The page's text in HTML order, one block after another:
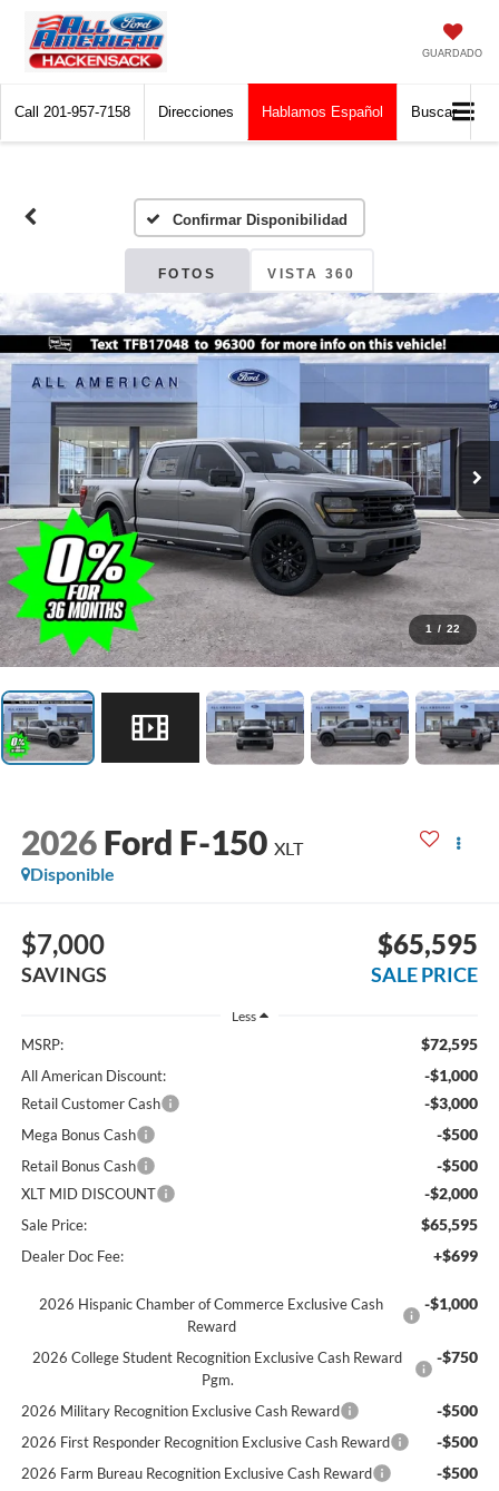
GUARDADO
Call 201-957-7158 Direcciones Hablamos Español Buscar
Confirmar Disponibilidad
FOTOS VISTA 360
1 / 22
2026 Ford F-150 XLT
Disponible
$7,000
SAVINGS
$65,595
SALE PRICE
Less
MSRP: $72,595
All American Discount: -$1,000
Retail Customer Cash -$3,000
Mega Bonus Cash -$500
Retail Bonus Cash -$500
XLT MID DISCOUNT -$2,000
Sale Price: $65,595
Dealer Doc Fee: +$699
2026 Hispanic Chamber of Commerce Exclusive Cash
Reward
-$1,000
2026 College Student Recognition Exclusive Cash Reward
Pgm.
-$750
2026 Military Recognition Exclusive Cash Reward -$500
2026 First Responder Recognition Exclusive Cash Reward -$500
2026 Farm Bureau Recognition Exclusive Cash Reward -$500